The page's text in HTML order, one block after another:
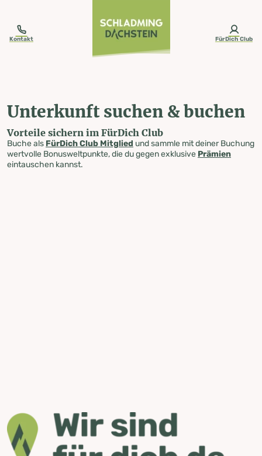
Kontakt FürDich Club
Unterkunft suchen & buchen
Vorteile sichern im FürDich Club
Buche als FürDich Club Mitglied und sammle mit deiner Buchung
wertvolle Bonusweltpunkte, die du gegen exklusive Prämien
eintauschen kannst.